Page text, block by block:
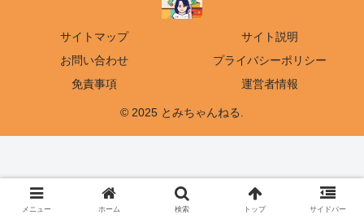
サイトマップ
サイト説明
お問い合わせ
プライバシーポリシー
免責事項
運営者情報
© 2025 とみちゃんねる.
メニュー ホーム 検索 トップ サイドバー